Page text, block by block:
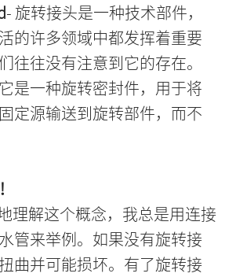
- 旋转接头是一种技术部件，
的许多领域中都发挥着重要
往往没有注意到它的存在。
是一种旋转密封件，用于将
定源输送到旋转部件，而不
理解这个概念，我总是用连接
管来举例。如果没有旋转接
曲并可能损坏。有了旋转接